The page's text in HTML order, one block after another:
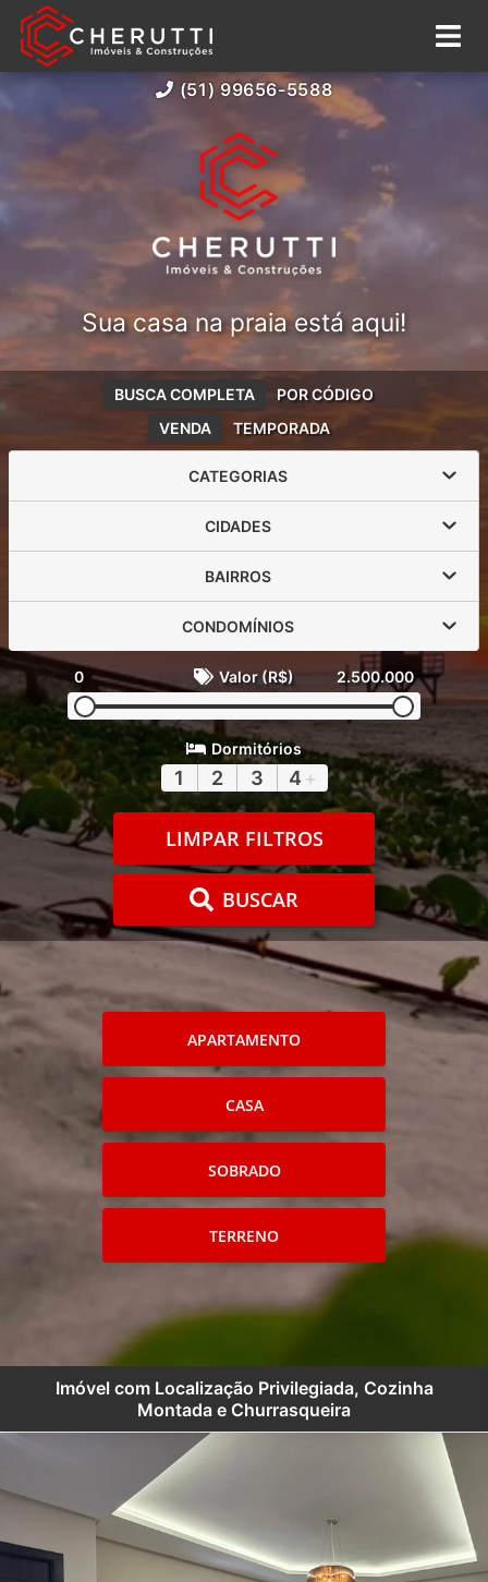
(51) 99656-5588
Sua casa na praia está aqui!
VENDA TEMPORADA
BUSCA COMPLETA POR CÓDIGO
CATEGORIAS
CIDADES
BAIRROS
CONDOMÍNIOS
0 Valor (R$) 2.500.000
Dormitórios
1 2 3 4 +
LIMPAR FILTROS
BUSCAR
APARTAMENTO
CASA
SOBRADO
TERRENO
Imóvel com Localização Privilegiada, Cozinha
Montada e Churrasqueira